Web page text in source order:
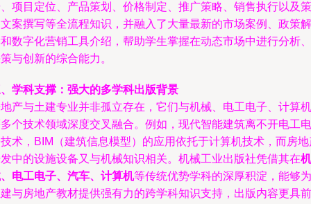
项目定位、产品策划、价格制定、推广策略、销售执行以及策
案撰写等全流程知识，并融入了大量最新的市场案例、政策解
数字化营销工具介绍，帮助学生掌握在动态市场中进行分析、
与创新的综合能力。
学科支撑：强大的多学科出版背景
产与土建专业并非孤立存在，它们与机械、电工电子、计算机
个技术领域深度交叉融合。例如，现代智能建筑离不开电工电
术，BIM（建筑信息模型）的应用依托于计算机技术，而房地
中的设施设备又与机械知识相关。机械工业出版社凭借其在机
电工电子、汽车、计算机等传统优势学科的深厚积淀，能够为
与房地产教材提供强有力的跨学科知识支持，出版内容更具前